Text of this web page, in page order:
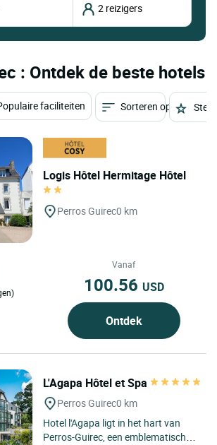
: Ontdek de beste hotels
faciliteiten Sorteren op
Logis Hôtel Hermitage Hôtel
Perros Guirec0 km
Vanaf
100.56 USD
Ontdek
L'Agapa Hôtel et Spa
Perros Guirec0 km
Hotel l'Agapa ligt in het hart van
Perros-Guirec, een emblematische